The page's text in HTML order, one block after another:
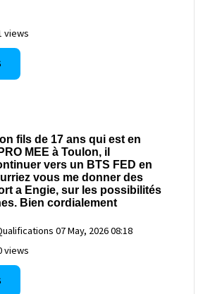
views
fils de 17 ans qui est en
MEE à Toulon, il
vers un BTS FED en
vous me donner des
a Engie, sur les possibilités
Bien cordialement
07 May, 2026 08:18
views